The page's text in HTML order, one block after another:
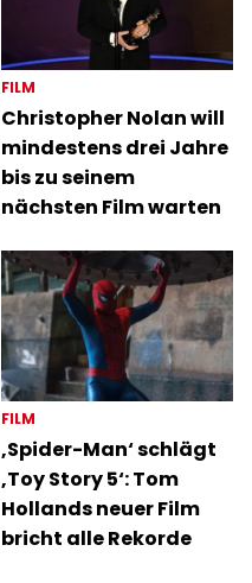
FILM
Christopher Nolan will
mindestens drei Jahre
bis zu seinem
nächsten Film warten
FILM
‚Spider-Man‘ schlägt
‚Toy Story 5‘: Tom
Hollands neuer Film
bricht alle Rekorde